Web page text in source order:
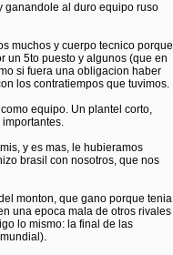
ganandole al duro equipo ruso
muchos y cuerpo tecnico porque
un 5to puesto y algunos (que en
si fuera una obligacion haber
los contratiempos que tuvimos.
equipo. Un plantel corto,
y es mas, le hubieramos
brasil con nosotros, que nos
monton, que gano porque tenia
una epoca mala de otros rivales
lo mismo: la final de las